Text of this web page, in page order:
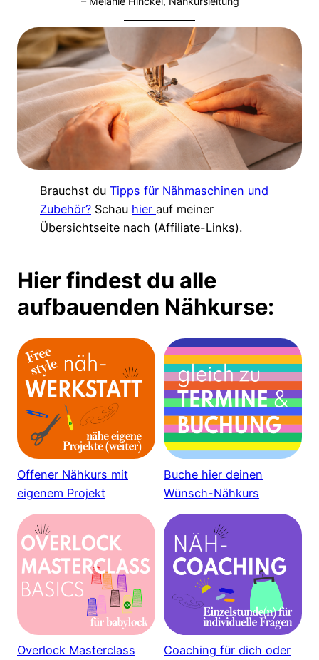
Brauchst du Tipps für Nähmaschinen und
Zubehör? Schau hier auf meiner
Übersichtseite nach (Affiliate-Links).
Hier findest du alle
aufbauenden Nähkurse:
Offener Nähkurs mit
eigenem Projekt
Buche hier deinen
Wünsch-Nähkurs
Overlock Masterclass
Coaching für dich oder